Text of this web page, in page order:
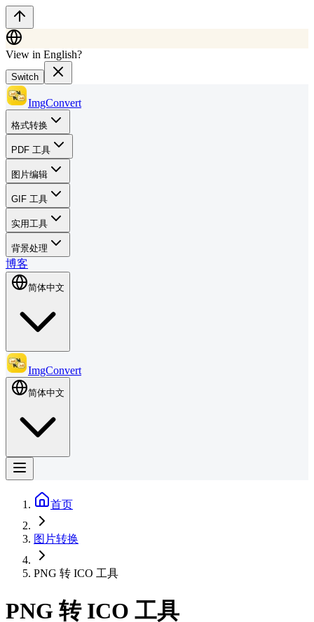
View in English?
Switch
ImgConvert
格式转换
PDF 工具
图片编辑
GIF 工具
实用工具
背景处理
博客
简体中文
ImgConvert
简体中文
首页
图片转换
PNG 转 ICO 工具
PNG 转 ICO 工具